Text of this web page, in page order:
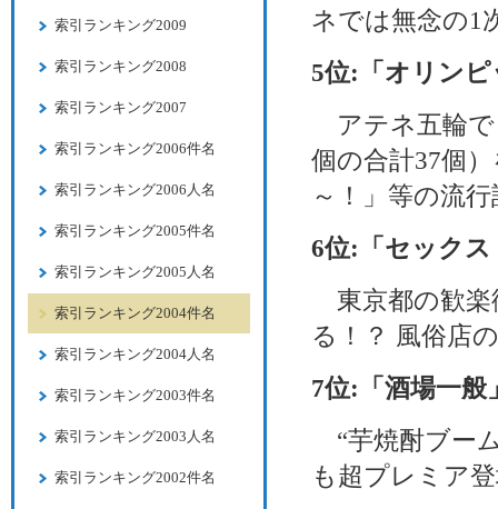
ネでは無念の1
5位:「オリン
アテネ五輪で
個の合計37個
～！」等の流
6位:「セック
東京都の歓楽
る！？ 風俗店
7位:「酒場一般
“芋焼酎ブー
も超プレミア
索引ランキング2009
索引ランキング2008
索引ランキング2007
索引ランキング2006件名
索引ランキング2006人名
索引ランキング2005件名
索引ランキング2005人名
索引ランキング2004件名
索引ランキング2004人名
索引ランキング2003件名
索引ランキング2003人名
索引ランキング2002件名